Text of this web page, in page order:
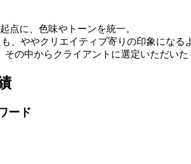
点に、色味やトーンを統一。
、ややクリエイティブ寄りの印象になる
その中からクライアントに選定いただいた
ード